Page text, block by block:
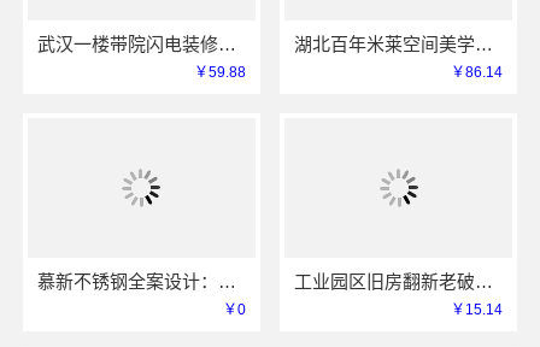
武汉一楼带院闪电装修，本地快装（湖北）科技有限公司工期短
￥59.88
湖北百年米莱空间美学装饰材料有限公司鄂州设计装修实景案例
￥86.14
慕新不锈钢全案设计：卫生间304材质指南
￥0
工业园区旧房翻新老破小拎包入住_苏州兔哥哥智装
￥15.14